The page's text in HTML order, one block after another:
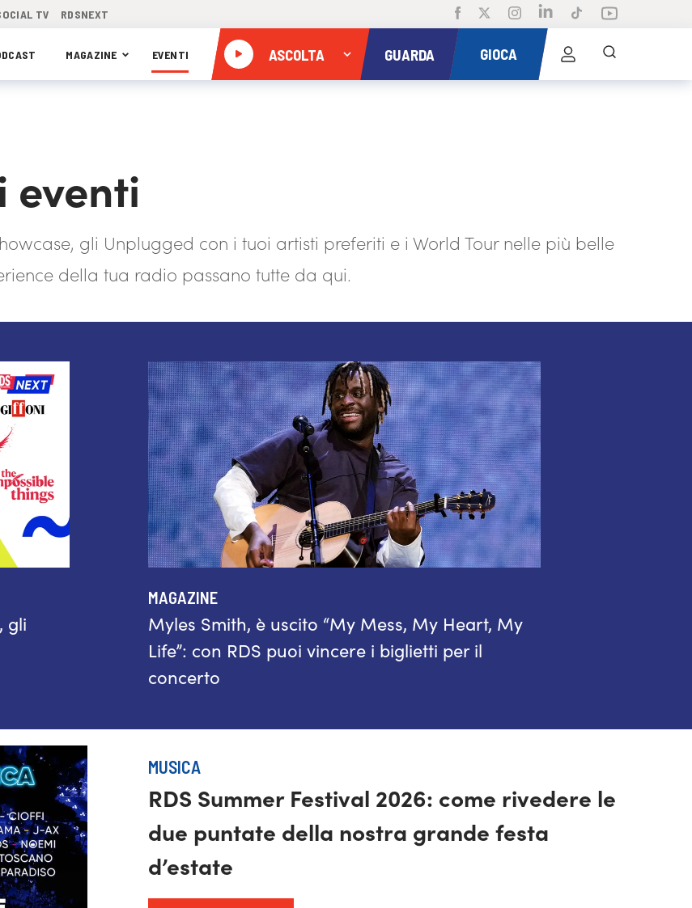
TV RDSNEXT
MAGAZINE EVENTI ASCOLTA GUARDA GIOCA
eventi
gli Unplugged con i tuoi artisti preferiti e i World Tour nelle più belle
della tua radio passano tutte da qui.
gli
MAGAZINE
Myles Smith, è uscito “My Mess, My Heart, My
Life”: con RDS puoi vincere i biglietti per il
concerto
MUSICA
RDS Summer Festival 2026: come rivedere le
due puntate della nostra grande festa
d’estate